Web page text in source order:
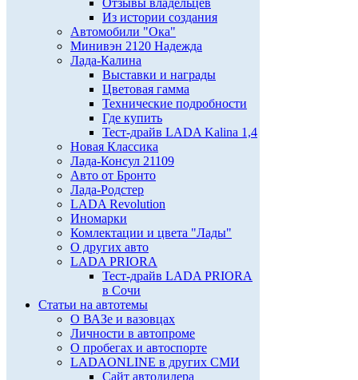
Отзывы владельцев
Из истории создания
Автомобили "Ока"
Минивэн 2120 Надежда
Лада-Калина
Выставки и награды
Цветовая гамма
Технические подробности
Где купить
Тест-драйв LADA Kalina 1,4
Новая Классика
Лада-Консул 21109
Авто от Бронто
Лада-Родстер
LADA Revolution
Иномарки
Комлектации и цвета "Лады"
О других авто
LADA PRIORA
Тест-драйв LADA PRIORA
в Сочи
Статьи на автотемы
О ВАЗе и вазовцах
Личности в автопроме
О пробегах и автоспорте
LADAONLINE в других СМИ
Сайт автодилера